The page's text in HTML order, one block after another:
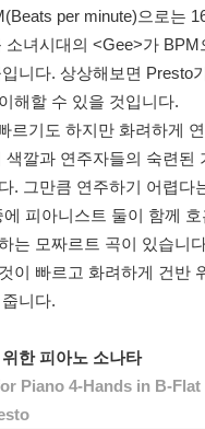
per minute)으로는
소녀시대의 <Gee>가 BPM
니다. 상상해보면 Presto
해할 수 있을 것입니다.
르기도 하지만 화려하게
색깔과 연주자들의 숙련된
. 그만큼 연주하기 어렵다
피아니스트 둘이 함께
는 모짜르트 곡이 있습니
이 빠르고 화려하게 건반
니다.
한 피아노 소나타
Piano 4-Hands in B-Flat